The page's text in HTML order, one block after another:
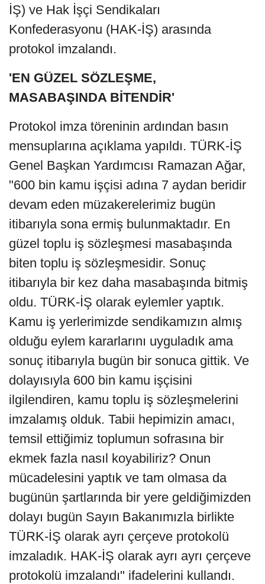
İŞ) ve Hak İşçi Sendikaları
Konfederasyonu (HAK-İŞ) arasında
protokol imzalandı.
'EN GÜZEL SÖZLEŞME,
MASABAŞINDA BİTENDİR'
Protokol imza töreninin ardından basın
mensuplarına açıklama yapıldı. TÜRK-İŞ
Genel Başkan Yardımcısı Ramazan Ağar,
"600 bin kamu işçisi adına 7 aydan beridir
devam eden müzakerelerimiz bugün
itibarıyla sona ermiş bulunmaktadır. En
güzel toplu iş sözleşmesi masabaşında
biten toplu iş sözleşmesidir. Sonuç
itibarıyla bir kez daha masabaşında bitmiş
oldu. TÜRK-İŞ olarak eylemler yaptık.
Kamu iş yerlerimizde sendikamızın almış
olduğu eylem kararlarını uyguladık ama
sonuç itibarıyla bugün bir sonuca gittik. Ve
dolayısıyla 600 bin kamu işçisini
ilgilendiren, kamu toplu iş sözleşmelerini
imzalamış olduk. Tabii hepimizin amacı,
temsil ettiğimiz toplumun sofrasına bir
ekmek fazla nasıl koyabiliriz? Onun
mücadelesini yaptık ve tam olmasa da
bugünün şartlarında bir yere geldiğimizden
dolayı bugün Sayın Bakanımızla birlikte
TÜRK-İŞ olarak ayrı çerçeve protokolü
imzaladık. HAK-İŞ olarak ayrı ayrı çerçeve
protokolü imzalandı" ifadelerini kullandı.